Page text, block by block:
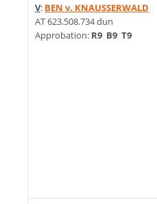
V: BEN v. KNAUSSERWALD
AT 623.508.734 dun
Approbation: R9 B9 T9